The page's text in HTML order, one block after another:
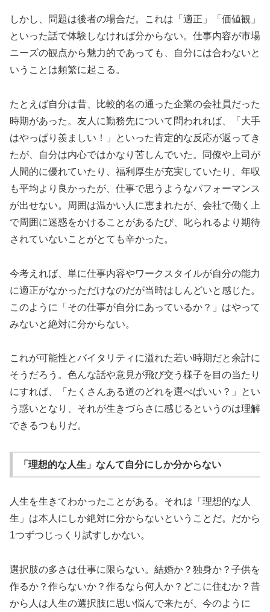
しかし、問題は後者の場合だ。これは「適正」「価値観」
といった話で体験しなければ分からない。仕事内容が市場
ニーズの観点から魅力的であっても、自分には合わないと
いうことは頻繁に起こる。
たとえば自分は昔、比較的名の通った企業の会社員だった
時期があった。友人に勤務先について問われれば、「大手
はやっぱり羨ましい！」といった肯定的な反応が返ってき
たが、自分は内心ではかなり苦しんでいた。同僚や上司が
人間的に優れていたり、福利厚生が充実していたり、年収
も平均より良かったが、仕事で思うようなパフォーマンス
が出せない。周囲は温かい人に恵まれたが、会社で働く上
で周囲に迷惑をかけることがあるたび、叱られるより期待
されていないことがとても辛かった。
今考えれば、単に仕事内容やワークスタイルが自分の能力
に適正がなかっただけなのだが当時はしんどいと感じた。
このように「その仕事が自分にあっているか？」はやって
みないと絶対に分からない。
これが可能性とバイタリティに溢れた若い時期だと余計に
そうだろう。色んな話や意見が飛び交う様子を目の当たり
にすれば、「たくさんある道のどれを選べばいい？」とい
う惑いとなり、それが生きづらさに感じるというのは理解
できるつもりだ。
「理想的な人生」なんて自分にしか分からない
人生を生きてわかったことがある。それは「理想的な人
生」は本人にしか絶対に分からないということだ。だから
1つずつじっくり試すしかない。
選択肢の多さは仕事に限らない。結婚か？独身か？子供を
作るか？作らないか？作るなら何人か？どこに住むか？昔
から人は人生の選択肢に思い悩んで来たが、今のように